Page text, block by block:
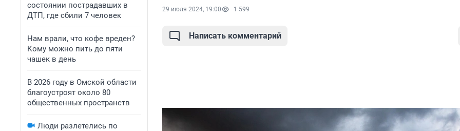
состоянии пострадавших в
ДТП, где сбили 7 человек
Нам врали, что кофе вреден?
Кому можно пить до пяти
чашек в день
В 2026 году в Омской области
благоустроят около 80
общественных пространств
Люди разлетелись по
29 июля 2024, 19:00 1 599
Написать комментарий